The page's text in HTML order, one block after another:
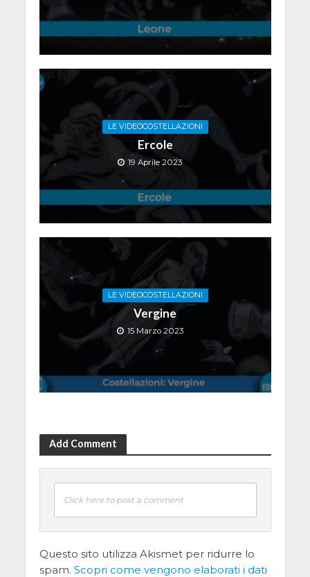
LE VIDEOCOSTELLAZIONI
Ercole
19 Aprile 2023
LE VIDEOCOSTELLAZIONI
Vergine
15 Marzo 2023
Add Comment
Click here to post a comment
Questo sito utilizza Akismet per ridurre lo
spam. Scopri come vengono elaborati i dati